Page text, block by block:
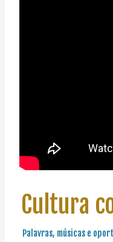
Cultura
Palavras, músicas e